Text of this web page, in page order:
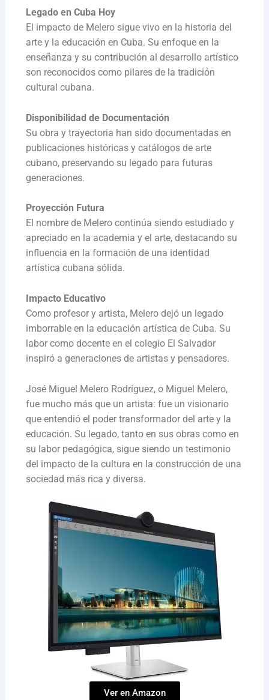
Legado en Cuba Hoy
El impacto de Melero sigue vivo en la historia del
arte y la educación en Cuba. Su enfoque en la
enseñanza y su contribución al desarrollo artístico
son reconocidos como pilares de la tradición
cultural cubana.
Disponibilidad de Documentación
Su obra y trayectoria han sido documentadas en
publicaciones históricas y catálogos de arte
cubano, preservando su legado para futuras
generaciones.
Proyección Futura
El nombre de Melero continúa siendo estudiado y
apreciado en la academia y el arte, destacando su
influencia en la formación de una identidad
artística cubana sólida.
Impacto Educativo
Como profesor y artista, Melero dejó un legado
imborrable en la educación artística de Cuba. Su
labor como docente en el colegio El Salvador
inspiró a generaciones de artistas y pensadores.
José Miguel Melero Rodríguez, o Miguel Melero,
fue mucho más que un artista: fue un visionario
que entendió el poder transformador del arte y la
educación. Su legado, tanto en sus obras como en
su labor pedagógica, sigue siendo un testimonio
del impacto de la cultura en la construcción de una
sociedad más rica y diversa.
Ver en Amazon